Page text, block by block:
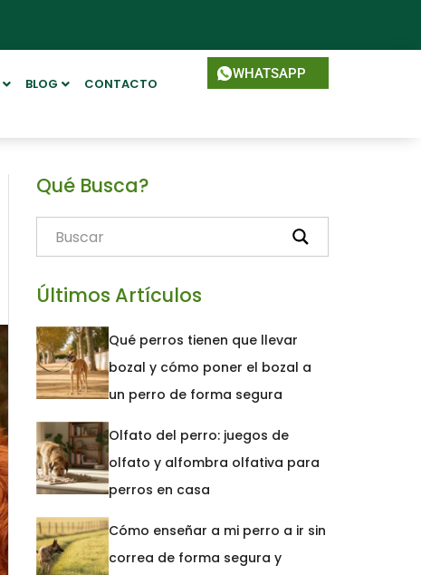
BLOG CONTACTO
WHATSAPP
Qué Busca?
Últimos Artículos
Qué perros tienen que llevar
bozal y cómo poner el bozal a
un perro de forma segura
Olfato del perro: juegos de
olfato y alfombra olfativa para
perros en casa
Cómo enseñar a mi perro a ir sin
correa de forma segura y